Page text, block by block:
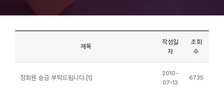
제목
작성일
자
조회
수
정회원 승급 부탁드립니다.[1]
2010-
07-13
6735
지
사